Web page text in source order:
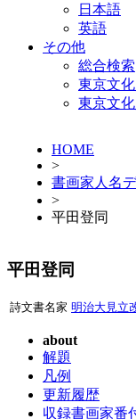
日本語
英語
その他
総合検索
東京文
東京文
HOME
>
書画家人名
>
平田登同
平田登同
詩文書名家 明治大見立
about
解題
凡例
更新履歴
収録書画家番